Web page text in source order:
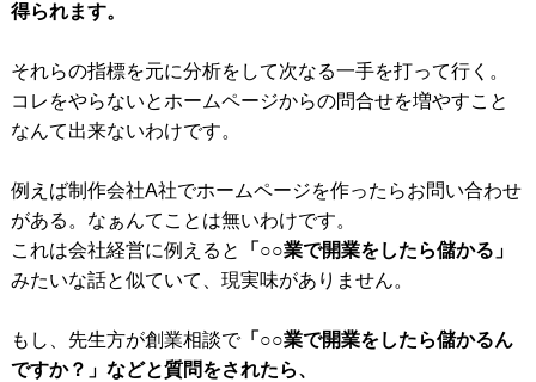
得られます。
それらの指標を元に分析をして次なる一手を打って行く。
コレをやらないとホームページからの問合せを増やすこと
なんて出来ないわけです。
例えば制作会社A社でホームページを作ったらお問い合わせ
がある。なぁんてことは無いわけです。
これは会社経営に例えると
「○○業で開業をしたら儲かる」
みたいな話と似ていて、現実味がありません。
もし、先生方が創業相談で「○○業で開業をしたら儲かるん
ですか？」などと質問をされたら、